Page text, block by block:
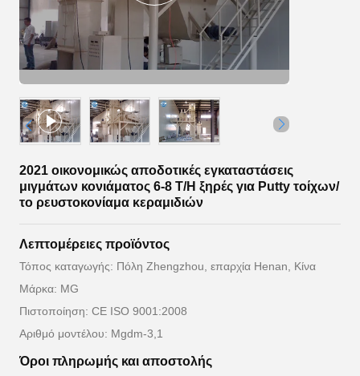
2021 οικονομικώς αποδοτικές εγκαταστάσεις
μιγμάτων κονιάματος 6-8 T/H ξηρές για Putty τοίχων/
το ρευστοκονίαμα κεραμιδιών
Λεπτομέρειες προϊόντος
Τόπος καταγωγής: Πόλη Zhengzhou, επαρχία Henan, Κίνα
Μάρκα: MG
Πιστοποίηση: CE ISO 9001:2008
Αριθμό μοντέλου: Mgdm-3,1
Όροι πληρωμής και αποστολής